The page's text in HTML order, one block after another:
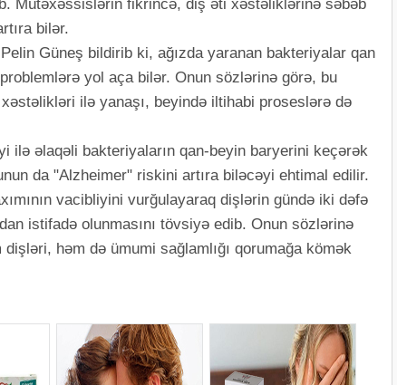
Mütəxəssislərin fikrincə, diş əti xəstəliklərinə səbəb
bilər.
Güneş bildirib ki, ağızda yaranan bakteriyalar qan
yol aça bilər. Onun sözlərinə görə, bu
ilə yanaşı, beyində iltihabi proseslərə də
ilə əlaqəli bakteriyaların qan-beyin baryerini keçərək
da "Alzheimer" riskini artıra biləcəyi ehtimal edilir.
vacibliyini vurğulayaraq dişlərin gündə iki dəfə
istifadə olunmasını tövsiyə edib. Onun sözlərinə
həm də ümumi sağlamlığı qorumağa kömək